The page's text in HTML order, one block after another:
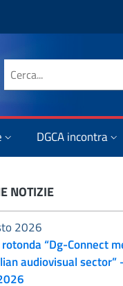
Cerca nel sito
DGCA incontra
NOTIZIE
“Dg-Connect
audiovisual sector”
2026